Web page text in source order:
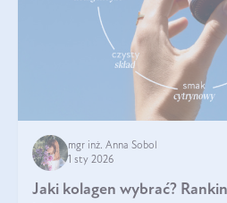
mgr inż. Anna Sobol
1 sty 2026
Jaki kolagen wybrać?